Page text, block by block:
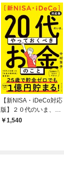
【新NISA・iDeCo対応
版】２０代のいま、や
っておくべきお金のこ
1,540